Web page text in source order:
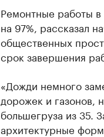
Ремонтные работы
на 97%, рассказал
общественных
срок завершения
«Дожди немного
дорожек и газонов,
большегруза из 35.
архитектурные